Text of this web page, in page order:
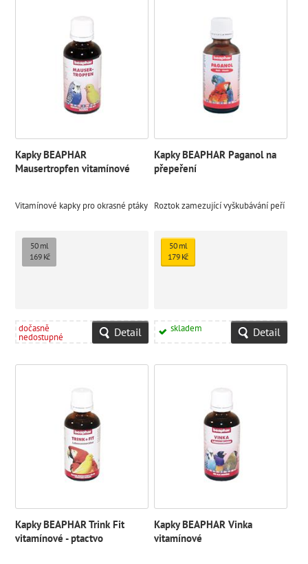
Kapky BEAPHAR
Mausertropfen vitamínové
Vitamínové kapky pro okrasné ptáky
50 ml
169 Kč
dočasně
nedostupné Detail
Kapky BEAPHAR Paganol na
přepeření
Roztok zamezující vyškubávání peří
50 ml
179 Kč
skladem Detail
Kapky BEAPHAR Trink Fit
vitamínové - ptactvo
Kapky BEAPHAR Vinka
vitamínové